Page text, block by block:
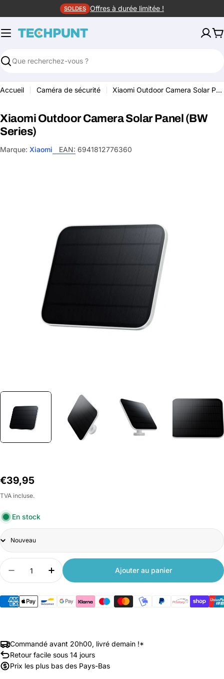
au
contenu
SOLDES Offres à durée limitée !
Rechercher
Accueil Caméra de sécurité Xiaomi Outdoor Camera Solar Panel (BW Series)
le média 0 dans une fenêtre
Xiaomi Outdoor Camera Solar Panel (BW
Series)
Marque: Xiaomi EAN: 6941812776360
Prix
habituel
€39,95
TVA incluse.
En stock
Title
Quantité
Diminuer la quantité pour Xiaomi Outdoor
Augmenter la quantité pour Xiaomi
Ajouter au panier
Commandé avant 20h00, livré demain !*
Retour facile sous 14 jours
Prix les plus bas des Pays-Bas